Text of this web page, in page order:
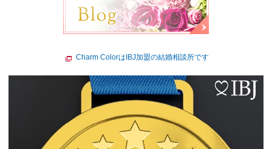
Charm ColorはIBJ加盟の結婚相談所です